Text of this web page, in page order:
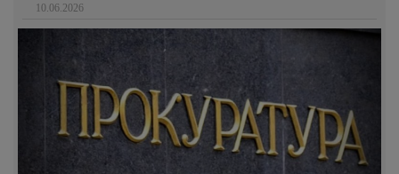
10.06.2026